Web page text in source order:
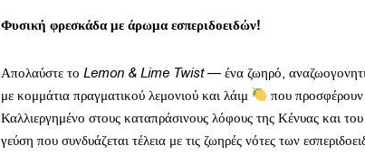
Φυσική φρεσκάδα με άρωμα εσπεριδοειδών!
Απολαύστε το Lemon & Lime Twist— ένα ζωηρό,
με κομμάτια πραγματικού λεμονιού και λάιμ
που
Καλλιεργημένο στους καταπράσινους λόφους της Κένυας και
γεύση που συνδυάζεται τέλεια με τις ζωηρές νότες των